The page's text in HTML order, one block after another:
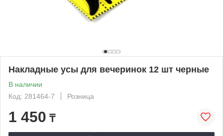
Накладные усы для вечеринок 12 шт черные
В наличии
Код: 281464-7
Розница
1 450 ₸